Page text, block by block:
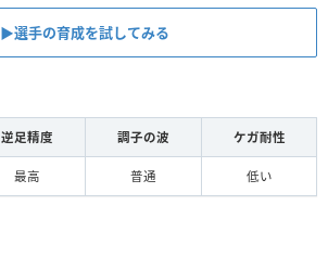
▶︎選手の育成を試してみる
逆足精度 調子の波 ケガ耐性
最高 普通 低い